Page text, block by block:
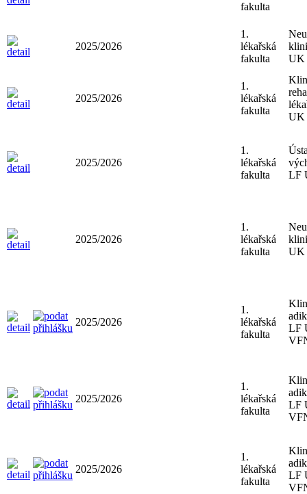
fakulta
2025/2026
1.
lékařská
fakulta
UK
2025/2026
1.
lékařská
fakulta
UK
2025/2026
1.
lékařská
fakulta
LF
2025/2026
1.
lékařská
fakulta
UK
2025/2026
1.
lékařská
fakulta
LF
2025/2026
1.
lékařská
fakulta
LF
2025/2026
1.
lékařská
fakulta
LF